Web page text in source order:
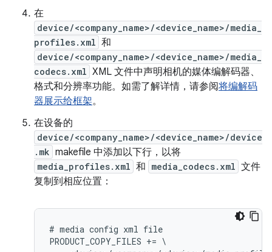
在
device/<company_name>/<device_name>/media_
profiles.xml 和
device/<company_name>/<device_name>/media_
codecs.xml XML 文件中声明相机的媒体编解码器、
格式和分辨率功能。如需了解详情，请参阅将编解码
器展示给框架。
在设备的
device/<company_name>/<device_name>/device
.mk makefile 中添加以下行，以将
media_profiles.xml 和 media_codecs.xml 文件
复制到相应位置：
# media config xml file
PRODUCT_COPY_FILES += \